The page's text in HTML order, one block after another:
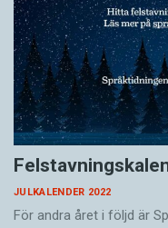
JULKALENDER 2022
För andra året i följd är